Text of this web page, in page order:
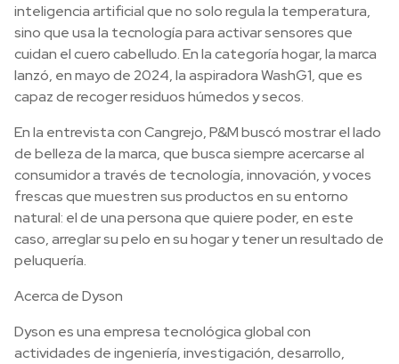
inteligencia artificial que no solo regula la temperatura,
sino que usa la tecnología para activar sensores que
cuidan el cuero cabelludo. En la categoría hogar, la marca
lanzó, en mayo de 2024, la aspiradora WashG1, que es
capaz de recoger residuos húmedos y secos.
En la entrevista con Cangrejo, P&M buscó mostrar el lado
de belleza de la marca, que busca siempre acercarse al
consumidor a través de tecnología, innovación, y voces
frescas que muestren sus productos en su entorno
natural: el de una persona que quiere poder, en este
caso, arreglar su pelo en su hogar y tener un resultado de
peluquería.
Acerca de Dyson
Dyson es una empresa tecnológica global con
actividades de ingeniería, investigación, desarrollo,